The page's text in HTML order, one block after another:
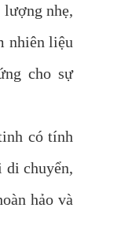
lượng nhẹ,
nhiên liệu
cho sự
có tính
di chuyển,
hảo và